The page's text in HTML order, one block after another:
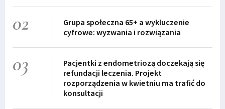
02
Grupa społeczna 65+ a wykluczenie
cyfrowe: wyzwania i rozwiązania
03
Pacjentki z endometriozą doczekają się
refundacji leczenia. Projekt
rozporządzenia w kwietniu ma trafić do
konsultacji